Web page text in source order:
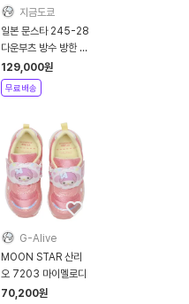
지금도쿄
일본 문스타 245-28
다운부츠 방수 방한 미
끄럼 방지 부츠 브라운
SPLT FGM104
129,000원
무료배송
G-Alive
MOON STAR 산리
오 7203 마이멜로디
70,200원